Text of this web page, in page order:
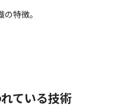
特徴。
ている技術